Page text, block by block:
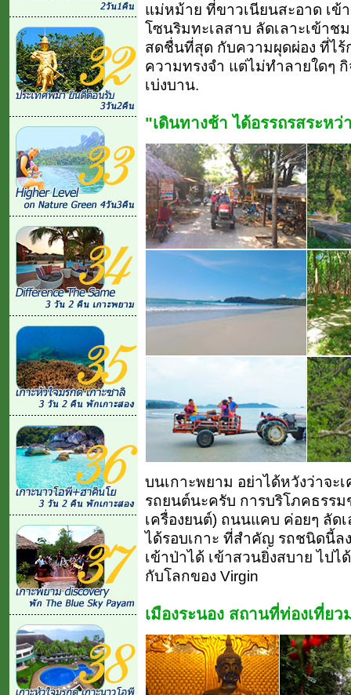
แม่หม้าย ที่ขาวเนียนสะอาด เข้
โซนริมทะเลสาบ ลัดเลาะเข้า
สดชื่นที่สุด กับความผุดผ่อง ที่ไร้
ความทรงจำ แต่ไม่ทำลายใดๆ
เบ่งบาน.
"เดินทางช้า ได้อรรถรสระหว่
บนเกาะพยาม อย่าได้หวังว่าจะ
รถยนต์นะครับ การบริโภคธรร
เครื่องยนต์) ถนนแคบ ค่อยๆ ลัด
ได้รอบเกาะ ที่สำคัญ รถชนิดนี้ล
เข้าป่าได้ เข้าสวนยิ่งสบาย ไป
กับโลกของ Virgin
เมืองระนอง สถานที่ท่องเที่ยว